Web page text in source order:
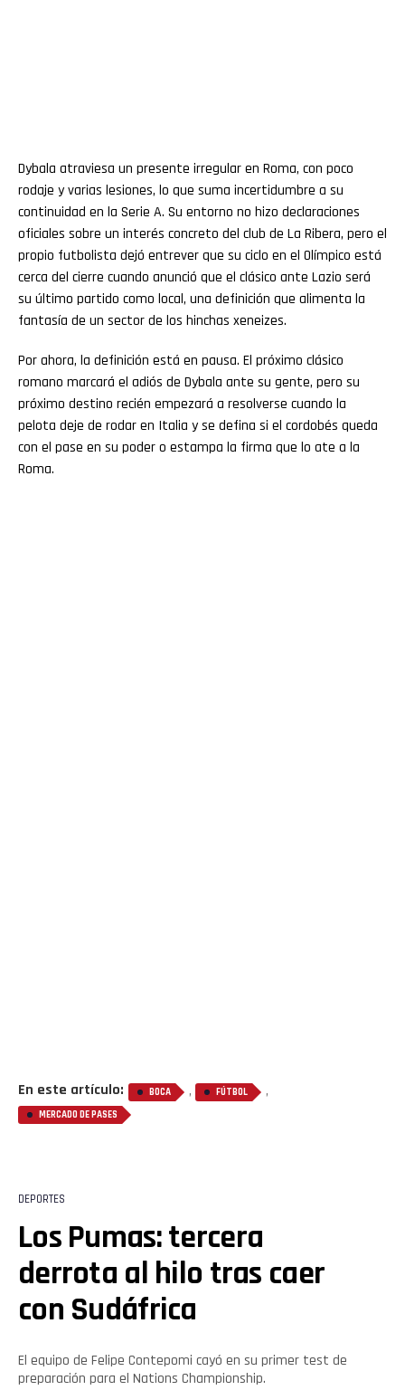
Dybala atraviesa un presente irregular en Roma, con poco
rodaje y varias lesiones, lo que suma incertidumbre a su
continuidad en la Serie A. Su entorno no hizo declaraciones
oficiales sobre un interés concreto del club de La Ribera, pero el
propio futbolista dejó entrever que su ciclo en el Olímpico está
cerca del cierre cuando anunció que el clásico ante Lazio será
su último partido como local, una definición que alimenta la
fantasía de un sector de los hinchas xeneizes.
Por ahora, la definición está en pausa. El próximo clásico
romano marcará el adiós de Dybala ante su gente, pero su
próximo destino recién empezará a resolverse cuando la
pelota deje de rodar en Italia y se defina si el cordobés queda
con el pase en su poder o estampa la firma que lo ate a la
Roma.
En este artículo: BOCA , FÚTBOL ,
MERCADO DE PASES
DEPORTES
Los Pumas: tercera
derrota al hilo tras caer
con Sudáfrica
El equipo de Felipe Contepomi cayó en su primer test de
preparación para el Nations Championship.
Flipboard
Reddit
Whatsapp